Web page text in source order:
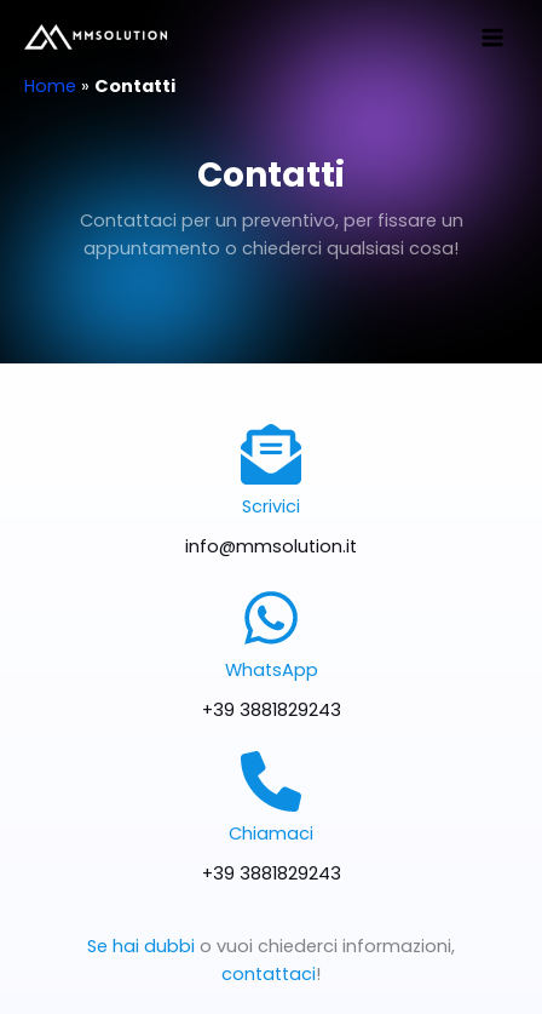
Home » Contatti
Contatti
Contattaci per un preventivo, per fissare un
appuntamento o chiederci qualsiasi cosa!
Scrivici
info@mmsolution.it
WhatsApp
+39 3881829243
Chiamaci
+39 3881829243
Se hai dubbi o vuoi chiederci informazioni,
contattaci!